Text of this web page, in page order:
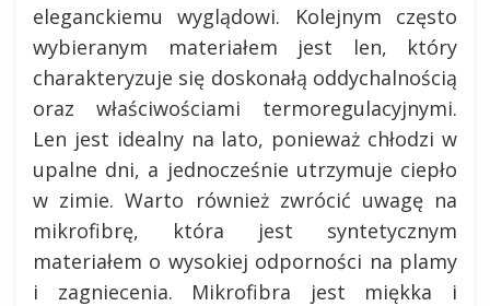
eleganckiemu wyglądowi. Kolejnym często
wybieranym materiałem jest len, który
charakteryzuje się doskonałą oddychalnością
oraz właściwościami termoregulacyjnymi.
Len jest idealny na lato, ponieważ chłodzi w
upalne dni, a jednocześnie utrzymuje ciepło
w zimie. Warto również zwrócić uwagę na
mikrofibrę, która jest syntetycznym
materiałem o wysokiej odporności na plamy
i zagniecenia. Mikrofibra jest miękka i